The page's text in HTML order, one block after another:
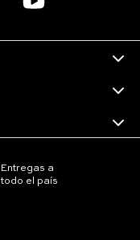
Entregas a
todo el país